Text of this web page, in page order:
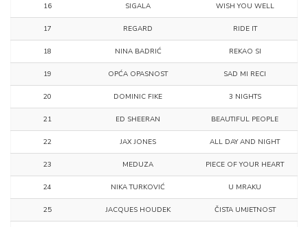
16 SIGALA WISH YOU WELL
17 REGARD RIDE IT
18 NINA BADRIĆ REKAO SI
19 OPĆA OPASNOST SAD MI RECI
20 DOMINIC FIKE 3 NIGHTS
21 ED SHEERAN BEAUTIFUL PEOPLE
22 JAX JONES ALL DAY AND NIGHT
23 MEDUZA PIECE OF YOUR HEART
24 NIKA TURKOVIĆ U MRAKU
25 JACQUES HOUDEK ČISTA UMJETNOST